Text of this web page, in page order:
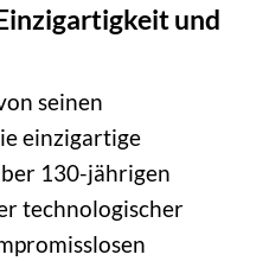
und
seinen
einzigartige
130-jährigen
technologischer